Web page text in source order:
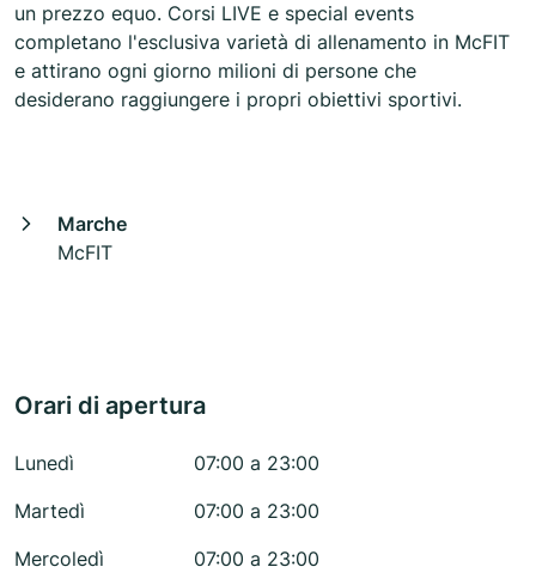
un prezzo equo. Corsi LIVE e special events
completano l'esclusiva varietà di allenamento in McFIT
e attirano ogni giorno milioni di persone che
desiderano raggiungere i propri obiettivi sportivi.
Marche
McFIT
Orari di apertura
Lunedì
07:00 a 23:00
Martedì
07:00 a 23:00
Mercoledì
07:00 a 23:00